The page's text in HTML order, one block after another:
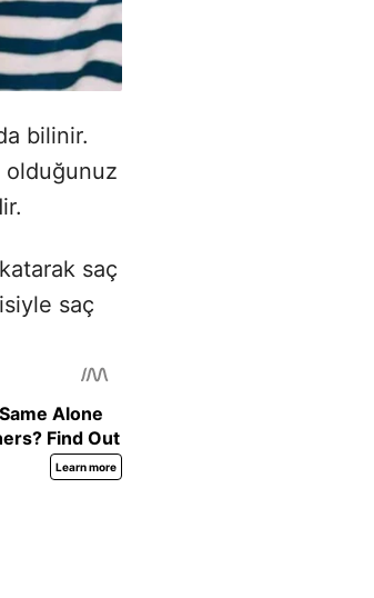
bilinir.
olduğunuz
saç
saç